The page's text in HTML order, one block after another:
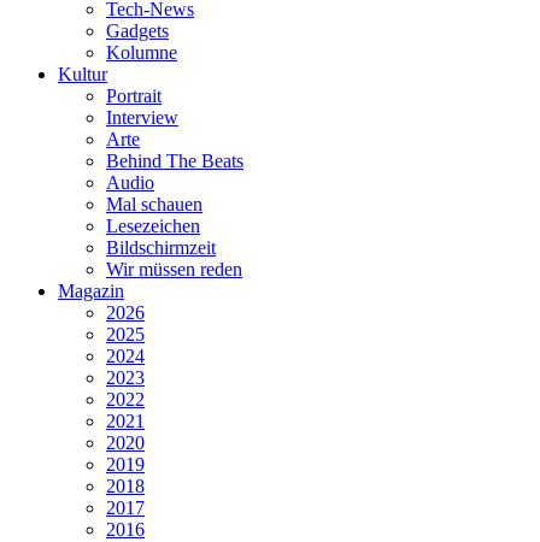
Tech-News
Gadgets
Kolumne
Kultur
Portrait
Interview
Arte
Behind The Beats
Audio
Mal schauen
Lesezeichen
Bildschirmzeit
Wir müssen reden
Magazin
2026
2025
2024
2023
2022
2021
2020
2019
2018
2017
2016